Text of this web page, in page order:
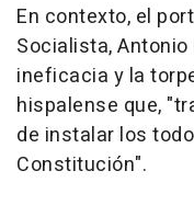
En contexto, el
Socialista,
ineficacia y la
hispalense que,
de instalar los
Constitución".